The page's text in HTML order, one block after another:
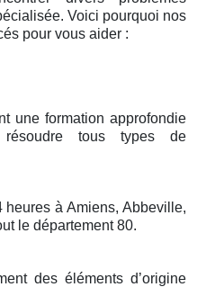
Voici pourquoi nos
pour vous aider :
une formation approfondie
tous types de
à Amiens, Abbeville,
le département 80.
des éléments d’origine